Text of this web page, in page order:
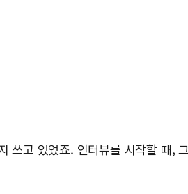
쓰고 있었죠. 인터뷰를 시작할 때,